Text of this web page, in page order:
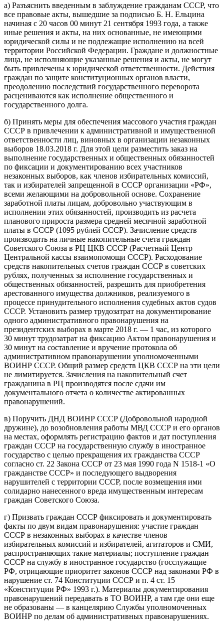
а) Разъяснить введенным в заблуждение гражданам СССР, что
все правовые акты, вышедшие за подписью Б. Н. Ельцина
начиная с 20 часов 00 минут 21 сентября 1993 года, а также
иные решения и акты, на них основанные, не имеющими
юридической силы и не подлежащие исполнению на всей
территории Российской Федерации. Граждане и должностные
лица, не исполняющие указанные решения и акты, не могут
быть привлечены к юридической ответственности. Действия
граждан по защите конституционных органов власти,
преодолению последствий государственного переворота
расцениваются как исполнение общественного и
государственного долга.
б) Принять меры для обеспечения массового участия граждан
СССР в привлечении к административной и имущественной
ответственности лиц, виновных в организации незаконных
выборов 18.03.2018 г. Для этой цели разместить заказ на
выполнение государственных и общественных обязанностей
по фиксации и документированию всех участников
незаконных выборов, как членов избирательных комиссий,
так и избирателей запрещенной в СССР организации «РФ»,
всеми желающими на добровольной основе. Сохранение
заработной платы лицам, добровольно участвующим в
исполнении этих обязанностей, производить из расчета
планового прироста размера средней месячной заработной
платы в СССР (1095 рублей СССР). Зачисление средств
производить на личные накопительные счета граждан
Советского Союза в РЦ ЦКВ СССР (Расчетный Центр
Центральной кассы взаимопомощи СССР). Расходование
средств накопительных счетов граждан СССР в советских
рублях, полученных за исполнение государственных и
общественных обязанностей, разрешить для приобретения
арестованного имущества должников, реализуемого в
процессе принудительного исполнения судебных актов судов
СССР. Установить размер трудозатрат на документирование
одного административного правонарушения на
президентских выборах в марте 2018 г. — 1 час, из которого
30 минут трудозатрат на фиксацию Актом правонарушения и
30 минут на составление и вручение протокола об
административном правонарушении уполномоченными
ВОИНР СССР. Общий размер средств ЦКВ СССР на эти цели
не лимитируется. Зачисления на накопительный счет
гражданина в РЦ производятся после сдачи им
документального отчета о количестве актированных
правонарушений.
в) Поручить ДНД ВОИНР СССР (Добровольной народной
дружине), до возобновления работы МВД СССР и его органов
на местах, оформлять регистрацию фактов и дат поступления
граждан СССР на государственную службу в иностранное
государство с целью прекращения их гражданства СССР
согласно ст. 22 Закона СССР от 23 мая 1990 года N 1518-1 «О
гражданстве СССР» и последующего выдворения
нарушителей с территории СССР, после возмещения ими
солидарно нанесенного вреда имущественным интересам
граждан Советского Союза.
г) Призвать граждан СССР фиксировать и документировать
факты по двум видам правонарушения: участие граждан
СССР в незаконных выборах в качестве членов
избирательных комиссий и избирателей, агитаторов и СМИ,
распространяющих такие материалы; поступление граждан
СССР на службу в иностранное государство (госслужащие
РФ, отрицающие приоритет законов СССР над законами РФ в
нарушение ст. 74 Конституции СССР и п. 4 ст. 15
«Конституции РФ» 1993 г.). Материалы документирования
правонарушений передавать в ТО ВОИНР, а там где они еще
не образованы — в канцелярию Службы уполномоченных
ВОИНР по делам об административных правонарушениях.